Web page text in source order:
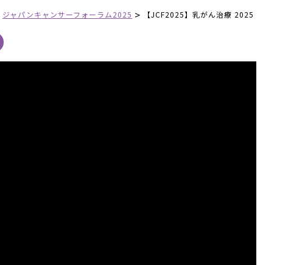
ジャパンキャンサーフォーラム2025 > 【JCF2025】乳がん治療 2025